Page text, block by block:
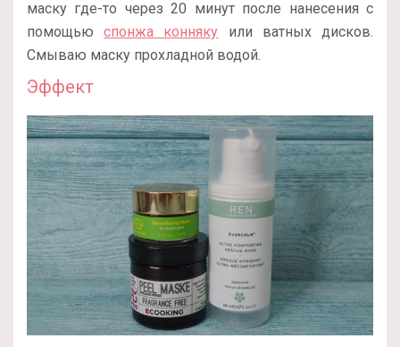
маску где-то через 20 минут после нанесения с
помощьюспонжа конняку или ватных дисков.
Смываю маску прохладной водой.
Эффект